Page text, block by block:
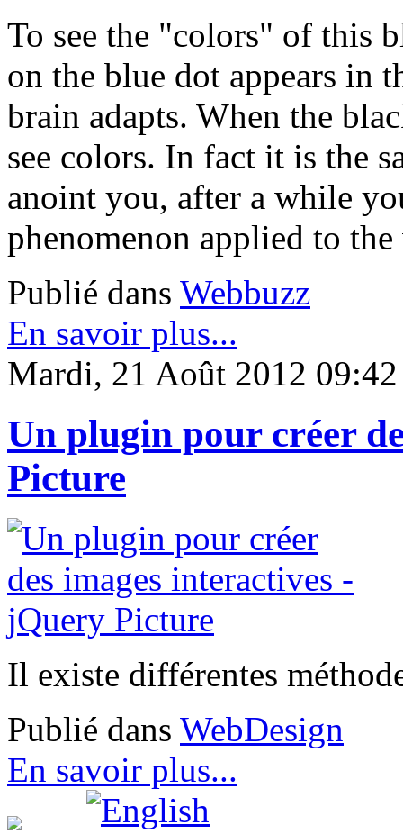
To see the "colors" of this
on the blue dot appears in
brain adapts. When the
see colors. In fact it is the
anoint you, after a while
phenomenon applied to
Publié dans Webbuzz
En savoir plus...
Mardi, 21 Août 2012 09:42
Un plugin pour créer
Picture
Il existe différentes
Publié dans WebDesign
En savoir plus...